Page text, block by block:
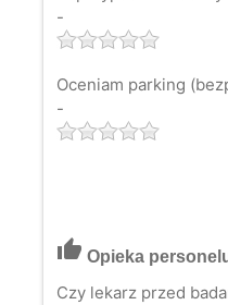
-
Oceniam parking
-
thumb_up Opieka
Czy lekarz przed